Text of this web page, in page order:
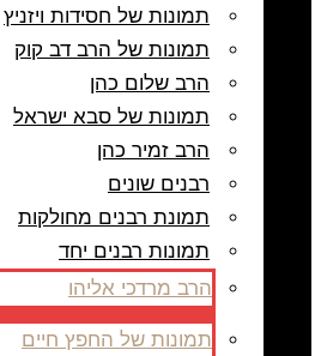
תמונות של חסידות ויזניץ
תמונות של הרב דב קוק
הרב שלום כהן
תמונות של סבא ישראל
הרב זמיר כהן
רבנים שונים
תמונת רבנים מחולקות
תמונות רבנים יחד
הרב מרדכי אליהו
תמונות של החפץ חיים